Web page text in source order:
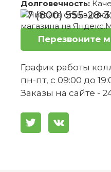
Долговечность:
+7 (800) 555-28-
Перезвоните
График работы
пн-пт, с 09:00 до
Заказы на сайте -